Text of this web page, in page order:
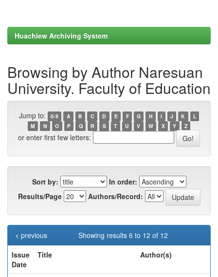
Huachiew Archiving System
Browsing by Author Naresuan
University. Faculty of Education
Jump to: 0-9 A B C D E F G H I J K
L
M
N O P Q R S T U V W X Y Z
or enter first few letters:
Sort by:
In order:
Results/Page
Authors/Record:
Showing results 6 to 12 of 12
< previous
Issue
Date
Title Author(s)